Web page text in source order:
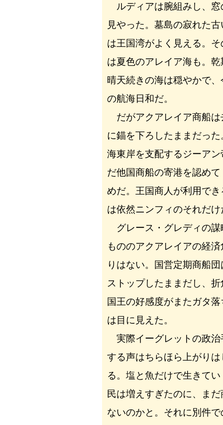
ルディアは腕組みし、窓
見やった。墓島の寂れた
は王国湾がよく見える。
は夏色のアレイア海も。
晴天続きの海は穏やかで
の航海日和だ。
だがアクアレイア商船は
に錨を下ろしたままだっ
海東岸を支配するジーア
だ他国商船の寄港を認め
めだ。王国商人が利用で
は依然ニンフィのそれだ
グレース・グレディの謀
もののアクアレイアの経
りはない。国営定期商船
ストップしたままだし、
国王の好感度がまたガタ
は目に見えた。
実際イーグレットの政治
する声はちらほら上がり
る。塩と魚だけで生きて
民は増えすぎたのに、ま
ないのかと。それに別件